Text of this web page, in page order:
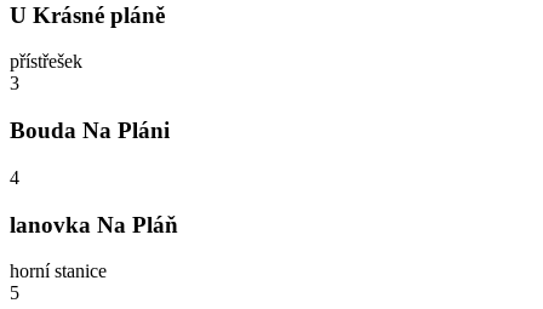
U Krásné pláně
přístřešek
3
Bouda Na Pláni
4
lanovka Na Pláň
horní stanice
5